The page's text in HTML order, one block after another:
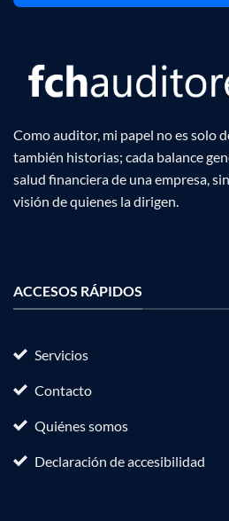
Como auditor, mi papel no es solo
también historias; cada balance
salud financiera de una empresa,
visión de quienes la dirigen.
ACCESOS RÁPIDOS
Servicios
Contacto
Quiénes somos
Declaración de accesibilidad